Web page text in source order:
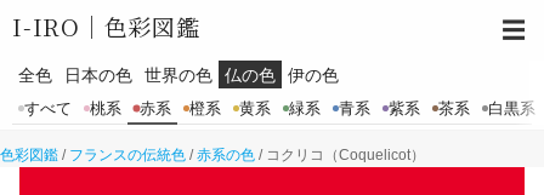
I-IRO｜ 色彩図鑑
全色 日本の色 世界の色 仏の色 伊の色
すべて 桃系 赤系 橙系 黄系 緑系 青系 紫系 茶系 白黒系
☰
色彩図鑑 / フランスの伝統色 / 赤系の色 /コクリコ（Coquelicot）